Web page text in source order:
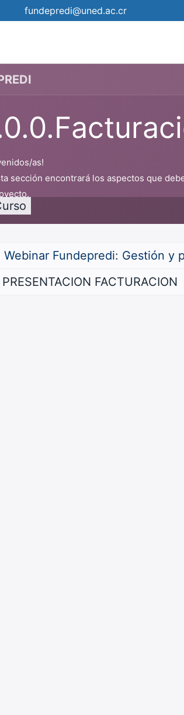
fundepredi@uned.ac.cr
as!
sección encontrará los aspectos que
Webinar Fundepredi: Gestión y
PRESENTACION FACTURACION